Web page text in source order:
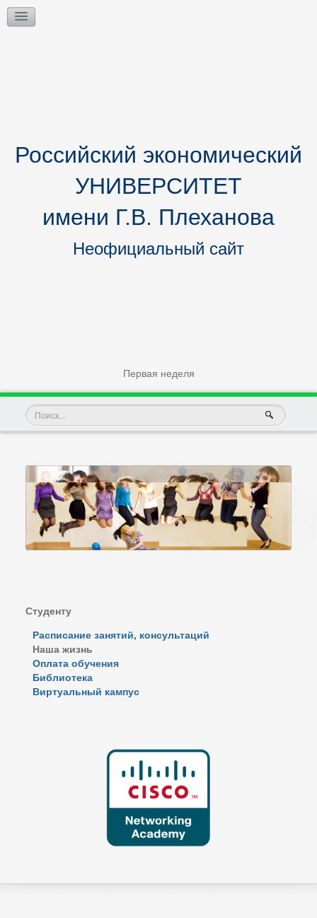
Российский экономический
УНИВЕРСИТЕТ
имени Г.В. Плеханова
Неофициальный сайт
Первая неделя
Студенту
Расписание занятий, консультаций
Наша жизнь
Оплата обучения
Библиотека
Виртуальный кампус